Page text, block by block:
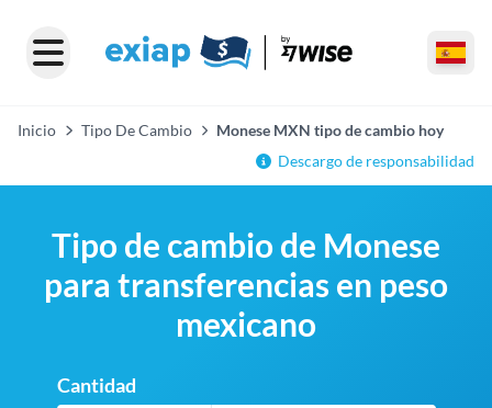
Inicio Tipo De Cambio
Monese MXN tipo de cambio hoy
Descargo de responsabilidad
Tipo de cambio de Monese
para transferencias en peso
mexicano
Cantidad